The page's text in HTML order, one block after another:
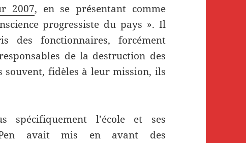
2007, en se présentant comme
progressiste du pays ». Il
fonctionnaires, forcément
de la destruction des
souvent, fidèles à leur mission, ils
l’école et ses
Pen avait mis en avant des